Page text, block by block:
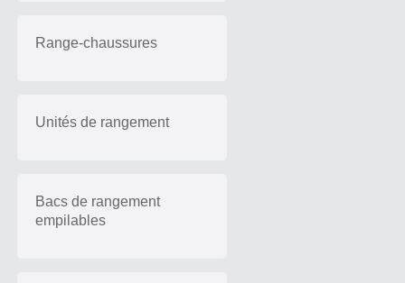
Range-chaussures
Unités de rangement
Bacs de rangement
empilables